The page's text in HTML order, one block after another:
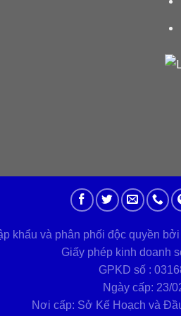
khẩu và phân phối độc quyền
Giấy phép kinh doanh
GPKD số :
Ngày cấp: 23/
Nơi cấp: Sở Kế Hoạch và